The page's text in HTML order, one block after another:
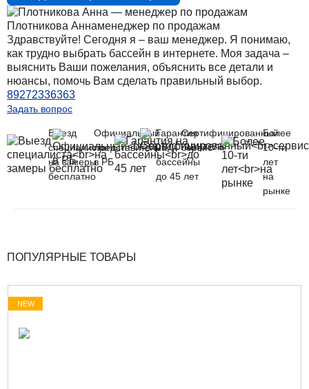
Плотникова Аннаменеджер по продажам
Здравствуйте! Сегодня я – ваш менеджер. Я понимаю,
как трудно выбрать бассейн в интернете. Моя задача –
выяснить Ваши пожелания, объяснить все детали и
нюансы, помочь Вам сделать правильный выбор.
89272336363
Задать вопрос
Выезд
специалиста
на замеры
бесплатно
Официальный
представитель
в РБ
Гарантия
на
бассейны
до 45 лет
Сертифицированный
сервис
Более
10-ти
лет
на
рынке
ПОПУЛЯРНЫЕ ТОВАРЫ
NEW